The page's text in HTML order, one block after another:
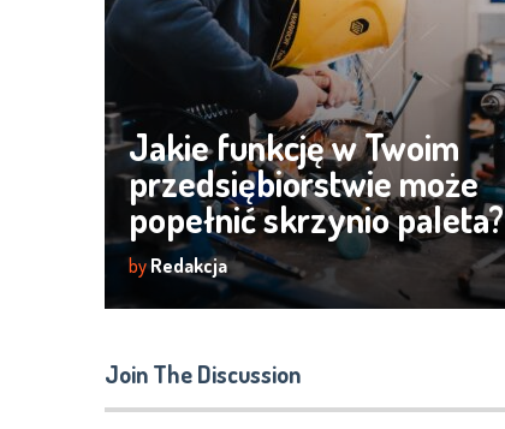
Jakie funkcję w Twoim
przedsiębiorstwie może
popełnić skrzynio paleta?
byRedakcja
Join The Discussion